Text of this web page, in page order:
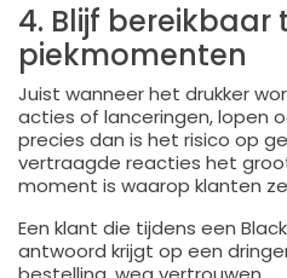
4. Blijf bereikbaar
piekmomenten
Juist wanneer het drukker
acties of lanceringen, lopen
precies dan is het risico op
vertraagde reacties het
moment is waarop klanten
Een klant die tijdens een
antwoord krijgt op een